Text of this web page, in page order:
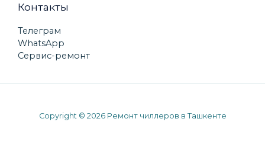
Контакты
Телеграм
WhatsApp
Сервис-ремонт
Copyright © 2026 Ремонт чиллеров в Ташкенте